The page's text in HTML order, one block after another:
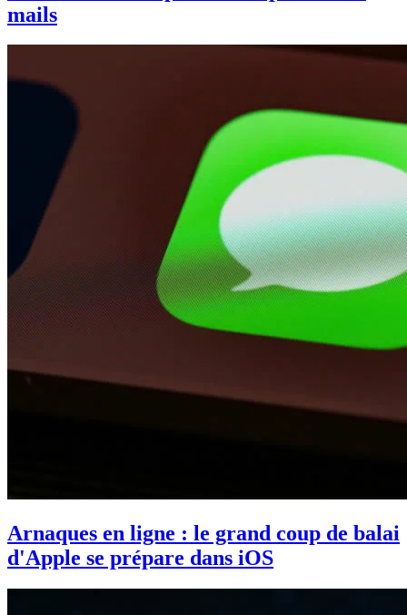
mails
Arnaques en ligne : le grand coup de balai
d'Apple se prépare dans iOS